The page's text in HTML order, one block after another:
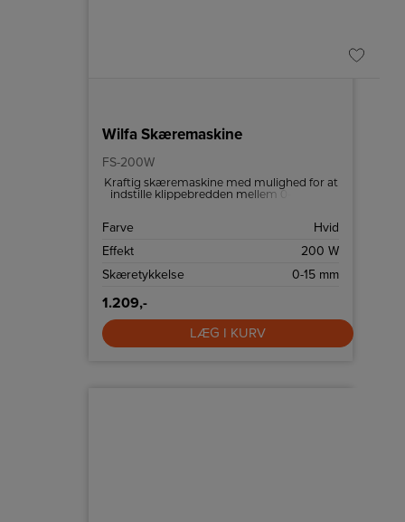
Wilfa Skæremaskine
FS-200W
Kraftig skæremaskine med mulighed for at
indstille klippebredden mellem 0-15 mm.
Farve
Hvid
Effekt
200 W
Skæretykkelse
0-15 mm
1.209,-
LÆG I KURV